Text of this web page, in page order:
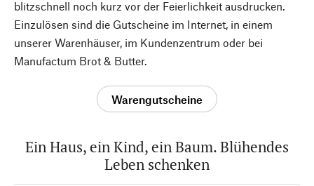
blitzschnell noch kurz vor der Feierlichkeit ausdrucken.
Einzulösen sind die Gutscheine im Internet, in einem
unserer Warenhäuser, im Kundenzentrum oder bei
Manufactum Brot & Butter.
Warengutscheine
Ein Haus, ein Kind, ein Baum. Blühendes
Leben schenken